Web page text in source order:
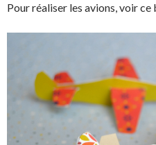
Pour réaliser les avions, voir ce